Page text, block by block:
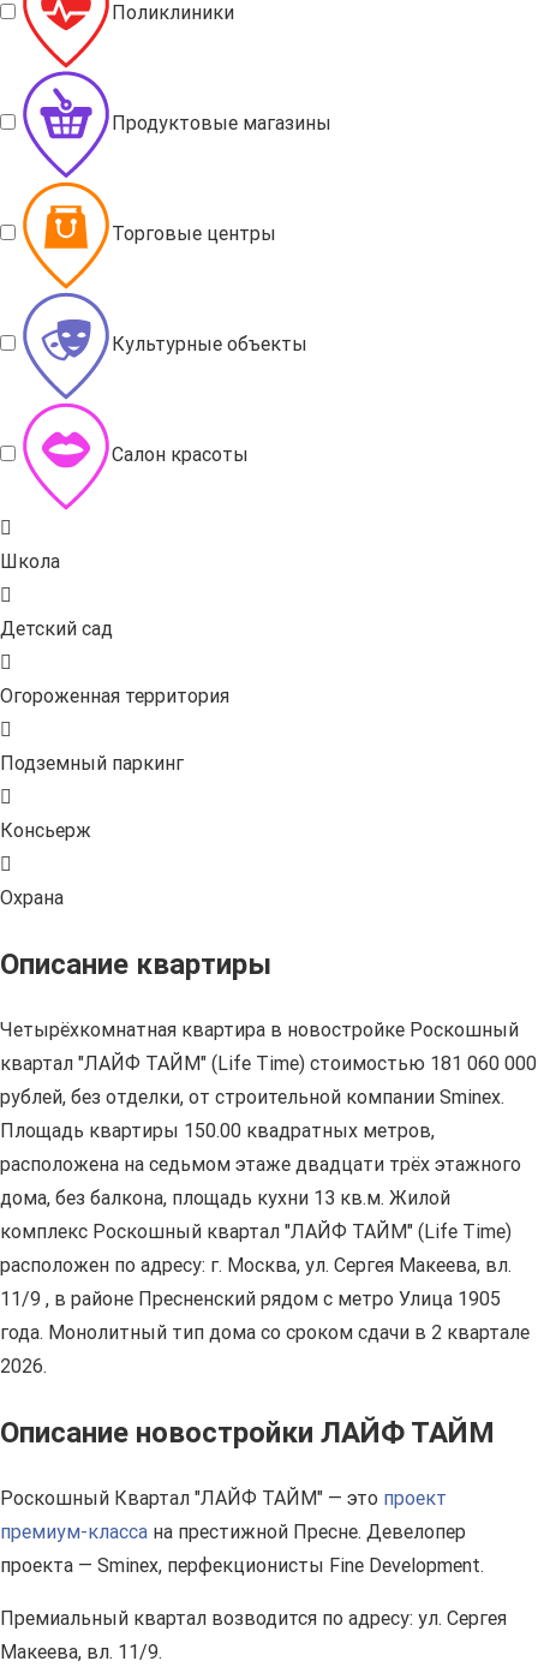
Поликлиники
Продуктовые магазины
Торговые центры
Культурные объекты
Салон красоты
Школа
Детский сад
Огороженная территория
Подземный паркинг
Консьерж
Охрана
Описание квартиры
Четырёхкомнатная квартира в новостройке Роскошный
квартал "ЛАЙФ ТАЙМ" (Life Time) стоимостью 181 060 000
рублей, без отделки, от строительной компании Sminex.
Площадь квартиры 150.00 квадратных метров,
расположена на седьмом этаже двадцати трёх этажного
дома, без балкона, площадь кухни 13 кв.м. Жилой
комплекс Роскошный квартал "ЛАЙФ ТАЙМ" (Life Time)
расположен по адресу: г. Москва, ул. Сергея Макеева, вл.
11/9 , в районе Пресненский рядом с метро Улица 1905
года. Монолитный тип дома со сроком сдачи в 2 квартале
2026.
Описание новостройки ЛАЙФ ТАЙМ
Роскошный Квартал "ЛАЙФ ТАЙМ" — это проект
премиум-класса на престижной Пресне. Девелопер
проекта — Sminex, перфекционисты Fine Development.
Премиальный квартал возводится по адресу: ул. Сергея
Макеева, вл. 11/9.